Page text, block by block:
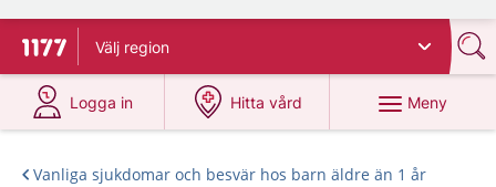
Till startsidan för 1177
Välj region
Logga in
på 1177.se
Hitta vård
på 1177.se
Meny
Vanliga sjukdomar och besvär hos barn äldre än 1 år